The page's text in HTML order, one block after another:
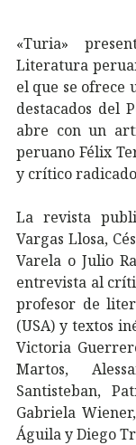
«Turia»
Literatura
el que se ofrece
destacados del
abre con un
peruano Félix
y crítico
La revista
Vargas Llosa,
Varela o Julio
entrevista al
profesor de
(USA) y textos
Victoria
Martos,
Santisteban,
Gabriela
Águila y Diego